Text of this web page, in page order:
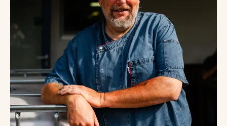
echte Zugehörigkeit und Mitgestaltung